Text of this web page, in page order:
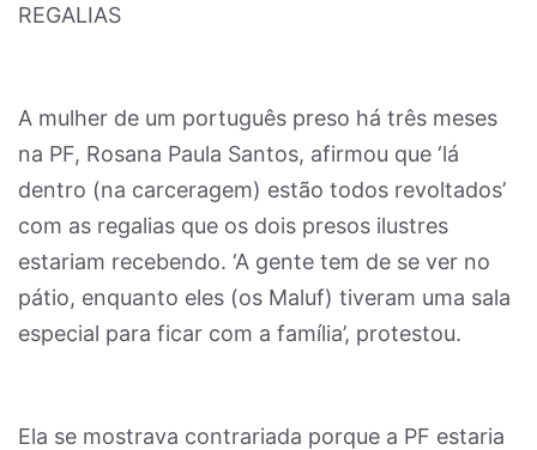
REGALIAS
A mulher de um português preso há três meses
na PF, Rosana Paula Santos, afirmou que ‘lá
dentro (na carceragem) estão todos revoltados’
com as regalias que os dois presos ilustres
estariam recebendo. ‘A gente tem de se ver no
pátio, enquanto eles (os Maluf) tiveram uma sala
especial para ficar com a família’, protestou.
Ela se mostrava contrariada porque a PF estaria